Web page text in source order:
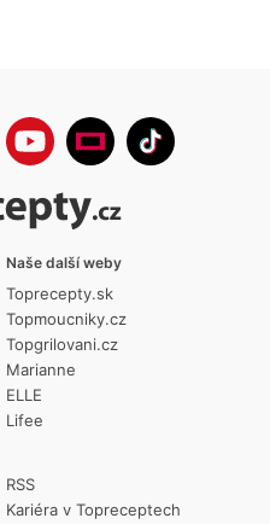
RSS
Kariéra v Topreceptech
Naše další weby
Toprecepty.sk
Topmoucniky.cz
Topgrilovani.cz
Marianne
ELLE
Lifee